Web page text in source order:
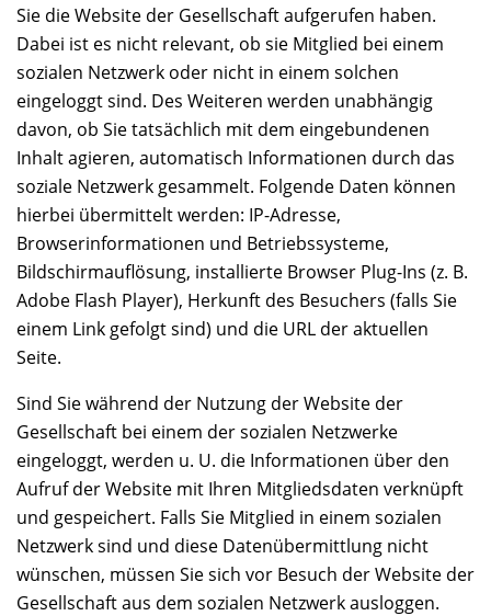
Sie die Website der Gesellschaft aufgerufen haben.
Dabei ist es nicht relevant, ob sie Mitglied bei einem
sozialen Netzwerk oder nicht in einem solchen
eingeloggt sind. Des Weiteren werden unabhängig
davon, ob Sie tatsächlich mit dem eingebundenen
Inhalt agieren, automatisch Informationen durch das
soziale Netzwerk gesammelt. Folgende Daten können
hierbei übermittelt werden: IP-Adresse,
Browserinformationen und Betriebssysteme,
Bildschirmauflösung, installierte Browser Plug-Ins (z. B.
Adobe Flash Player), Herkunft des Besuchers (falls Sie
einem Link gefolgt sind) und die URL der aktuellen
Seite.
Sind Sie während der Nutzung der Website der
Gesellschaft bei einem der sozialen Netzwerke
eingeloggt, werden u. U. die Informationen über den
Aufruf der Website mit Ihren Mitgliedsdaten verknüpft
und gespeichert. Falls Sie Mitglied in einem sozialen
Netzwerk sind und diese Datenübermittlung nicht
wünschen, müssen Sie sich vor Besuch der Website der
Gesellschaft aus dem sozialen Netzwerk ausloggen.